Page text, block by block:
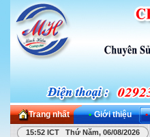
Trang nhất • Giới thiệu •
15:52 ICT Thứ Năm, 06/08/2026